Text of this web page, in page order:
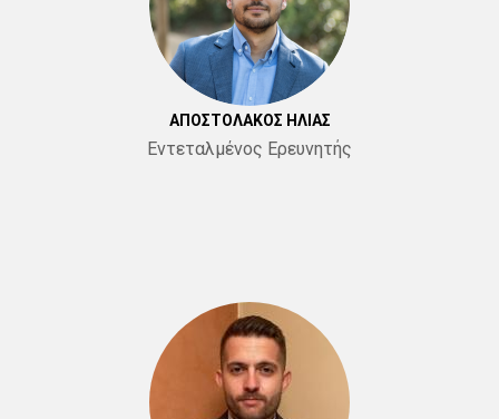
ΑΠΟΣΤΟΛΑΚΟΣ ΗΛΙΑΣ
Εντεταλμένος Ερευνητής